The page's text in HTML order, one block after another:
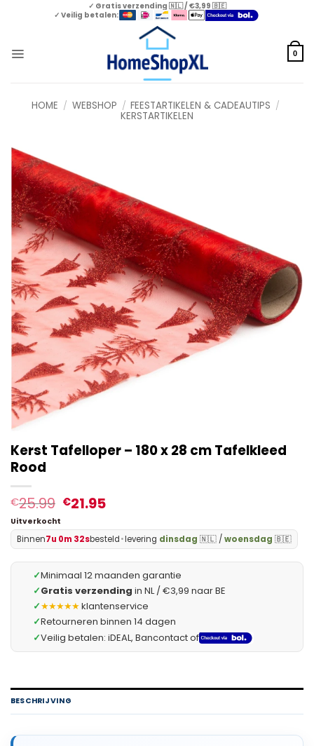
✓ Gratis verzending 🇳🇱 / €3,99 🇧🇪
✓ Veilig betalen:
0
HOME / WEBSHOP / FEESTARTIKELEN & CADEAUTIPS /
KERSTARTIKELEN
Kerst Tafelloper – 180 x 28 cm Tafelkleed
Rood
€25.99 €21.95
Uitverkocht
Binnen7u 0m 31sbesteld•levering dinsdag🇳🇱 /woensdag🇧🇪
✓Minimaal 12 maanden garantie
✓Gratis verzending in NL / €3,99 naar BE
✓★★★★★klantenservice
✓Retourneren binnen 14 dagen
✓Veilig betalen: iDEAL, Bancontact of
BESCHRIJVING